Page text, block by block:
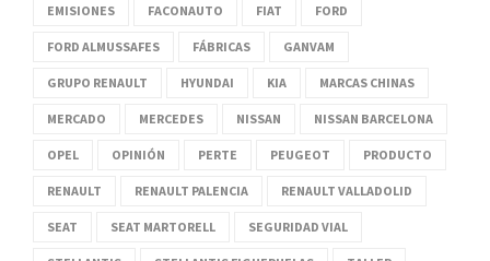
EMISIONES FACONAUTO FIAT FORD
FORD ALMUSSAFES FÁBRICAS GANVAM
GRUPO RENAULT HYUNDAI KIA MARCAS CHINAS
MERCADO MERCEDES NISSAN NISSAN BARCELONA
OPEL OPINIÓN PERTE PEUGEOT PRODUCTO
RENAULT RENAULT PALENCIA RENAULT VALLADOLID
SEAT SEAT MARTORELL SEGURIDAD VIAL